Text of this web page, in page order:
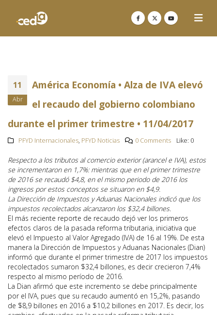
11
Abr
América Economía • Alza de IVA elevó
el recaudo del gobierno colombiano
durante el primer trimestre • 11/04/2017
PFYD Internacionales, PFYD Noticias 0 Comments Like: 0
Respecto a los tributos al comercio exterior (arancel e IVA), estos
se incrementaron en 1,7%: mientras que en el primer trimestre
de 2016 se recaudó $4,8, en el mismo periodo de 2016 los
ingresos por estos conceptos se situaron en $4,9.
La Dirección de Impuestos y Aduanas Nacionales indicó que los
impuestos recolectados alcanzaron los $32,4 billones.
El más reciente reporte de recaudo dejó ver los primeros
efectos claros de la pasada reforma tributaria, iniciativa que
elevó el Impuesto al Valor Agregado (IVA) de 16 al 19%. De esta
manera la Dirección de Impuestos y Aduanas Nacionales (Dian)
informó que durante el primer trimestre de 2017 los impuestos
recolectados sumaron $32,4 billones, es decir crecieron 7,4%
respecto al mismo período de 2016.
La Dian afirmó que este incremento se debe principalmente
por el IVA, pues que su recaudo aumentó en 15,2%, pasando
de $8,9 billones en 2016 a $10,2 billones en 2017. Es decir, los